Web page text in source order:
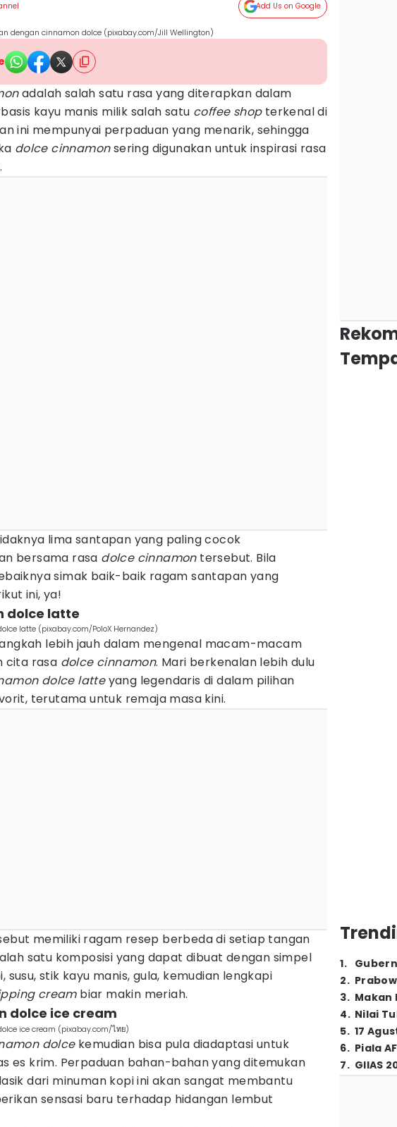
Add Us on Google
dengan cinnamon dolce (pixabay.com/Jill Wellington)
adalah salah satu rasa yang diterapkan dalam
kayu manis milik salah satu coffee shopterkenal di
ini mempunyai perpaduan yang menarik, sehingga
dolce cinnamonsering digunakan untuk inspirasi rasa
lima santapan yang paling cocok
bersama rasa dolce cinnamontersebut. Bila
simak baik-baik ragam santapan yang
ini, ya!
dolce latte
latte (pixabay.com/PoloX Hernandez)
lebih jauh dalam mengenal macam-macam
cita rasa dolce cinnamon. Mari berkenalan lebih dulu
dolce latteyang legendaris di dalam pilihan
terutama untuk remaja masa kini.
memiliki ragam resep berbeda di setiap tangan
satu komposisi yang dapat dibuat dengan simpel
susu, stik kayu manis, gula, kemudian lengkapi
creambiar makin meriah.
dolce ice cream
ice cream (pixabay.com/ไทย)
dolcekemudian bisa pula diadaptasi untuk
es krim. Perpaduan bahan-bahan yang ditemukan
dari minuman kopi ini akan sangat membantu
sensasi baru terhadap hidangan lembut
1.
2.
3. Makan
4. Nilai
5. 17
6. Piala
7. GIIAS